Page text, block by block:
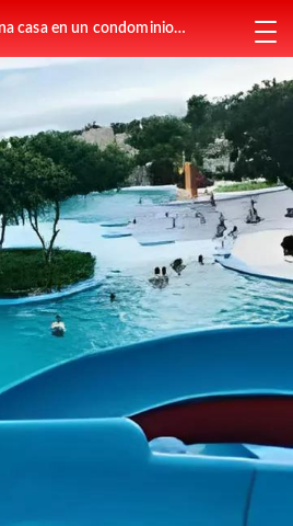
casa en un condominio